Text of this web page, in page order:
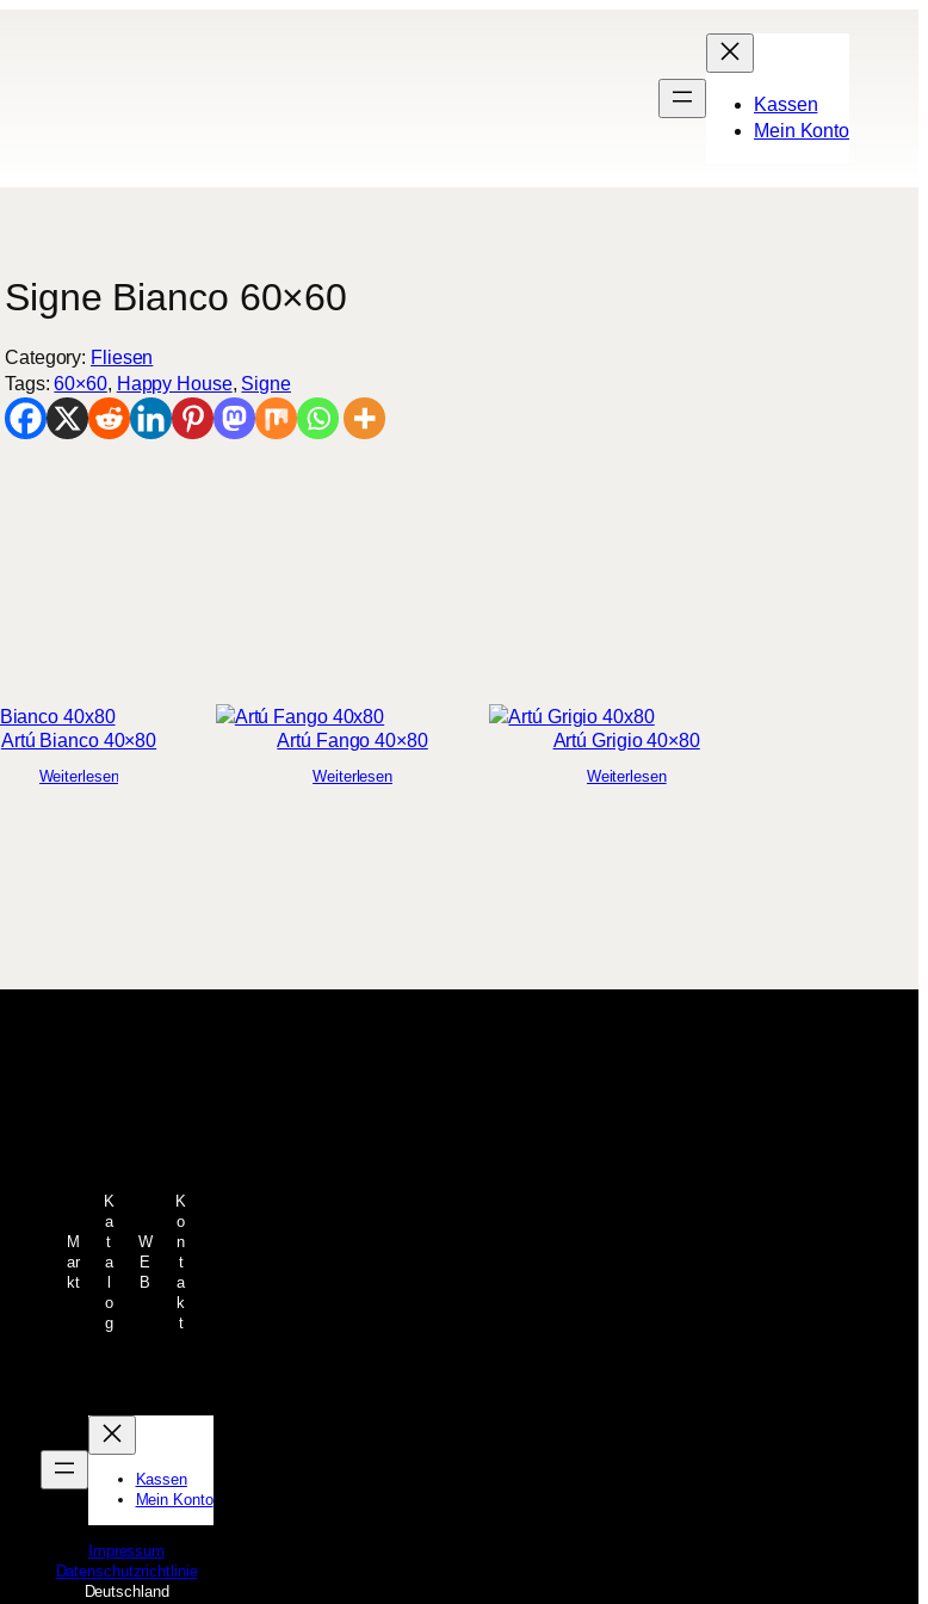
Kassen
Mein Konto
Signe Bianco 60×60
Category: Fliesen
Tags:60×60, Happy House, Signe
Artú Bianco 40×80
Weiterlesen
Artú Fango 40×80
Weiterlesen
Artú Grigio 40×80
Weiterlesen
M
ar
kt
K
a
t
a
o
g
W
E
B
K
o
n
t
a
k
t
Kassen
Mein Konto
Impressum
Datenschutzrichtlinie
Deutschland